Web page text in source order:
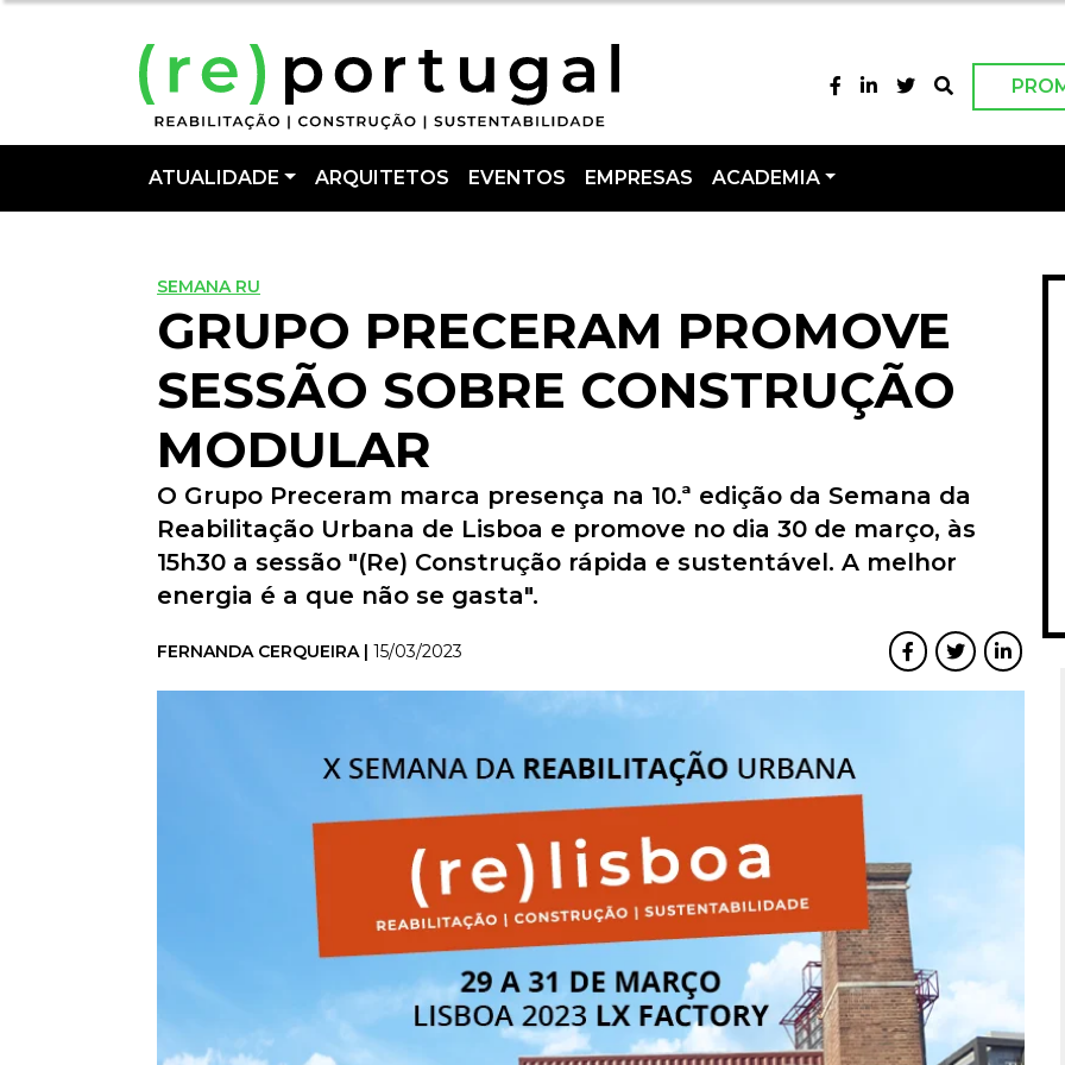
ATUALIDADE ARQUITETOS EVENTOS EMPRESAS ACADEMIA
SEMANA RU
GRUPO PRECERAM PROMOVE
SESSÃO SOBRE CONSTRUÇÃO
MODULAR
O Grupo Preceram marca presença na 10.ª edição da Semana da
Reabilitação Urbana de Lisboa e promove no dia 30 de março, às
15h30 a sessão "(Re) Construção rápida e sustentável. A melhor
energia é a que não se gasta".
FERNANDA CERQUEIRA | 15/03/2023